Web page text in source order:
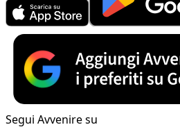
Segui Avvenire su